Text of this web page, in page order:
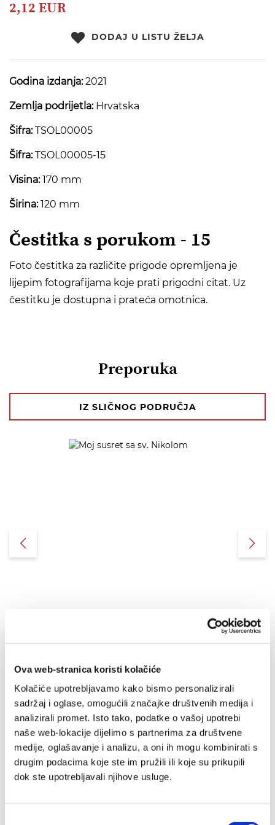
Ova web-stranica koristi kolačiće
Kolačiće upotrebljavamo kako bismo personalizirali
sadržaj i oglase, omogućili značajke društvenih medija i
analizirali promet. Isto tako, podatke o vašoj upotrebi
naše web-lokacije dijelimo s partnerima za društvene
medije, oglašavanje i analizu, a oni ih mogu kombinirati s
drugim podacima koje ste im pružili ili koje su prikupili
dok ste upotrebljavali njihove usluge.
of
2,12 EUR
DODAJ U LISTU ŽELJA
Godina izdanja:2021
Zemlja podrijetla:Hrvatska
Šifra:TSOL00005
Šifra:TSOL00005-15
Visina:170 mm
Širina:120 mm
Čestitka s porukom - 15
Foto čestitka za različite prigode opremljena je
lijepim fotografijama koje prati prigodni citat. Uz
čestitku je dostupna i prateća omotnica.
Preporuka
IZ SLIČNOG PODRUČJA
Moj susret sa sv.
Nikolom
Jelica Gjenero
2,65 EUR